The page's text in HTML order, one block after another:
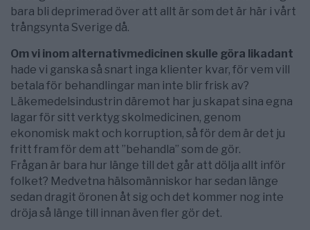
bara bli deprimerad över att allt är som det är här i vårt
trångsynta Sverige då.
Om vi inom alternativmedicinen skulle göra likadant
hade vi ganska så snart inga klienter kvar, för vem vill
betala för behandlingar man inte blir frisk av?
Läkemedelsindustrin däremot har ju skapat sina egna
lagar för sitt verktyg skolmedicinen, genom
ekonomisk makt och korruption, så för dem är det ju
fritt fram för dem att ”behandla” som de gör.
Frågan är bara hur länge till det går att dölja allt inför
folket? Medvetna hälsomänniskor har sedan länge
sedan dragit öronen åt sig och det kommer nog inte
dröja så länge till innan även fler gör det.